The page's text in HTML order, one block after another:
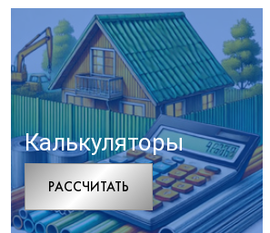
Калькуляторы
РАCСЧИТАТЬ